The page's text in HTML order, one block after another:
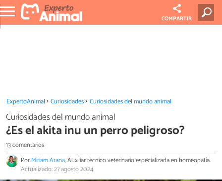
COMPARTIR
ExpertoAnimal Curiosidades Curiosidades del mundo animal
Curiosidades del mundo animal
¿Es el akita inu un perro peligroso?
13 comentarios
PorMiriam Arana, Auxiliar técnico veterinario especializada en homeopatía.
Actualizado: 27 agosto 2024